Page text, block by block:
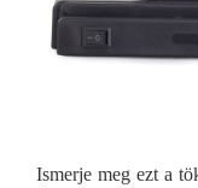
Ismerje meg ezt a